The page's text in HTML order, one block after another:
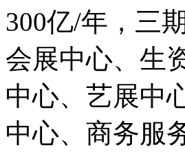
300亿/年，三
会展中心、生
中心、艺展中
中心、商务服